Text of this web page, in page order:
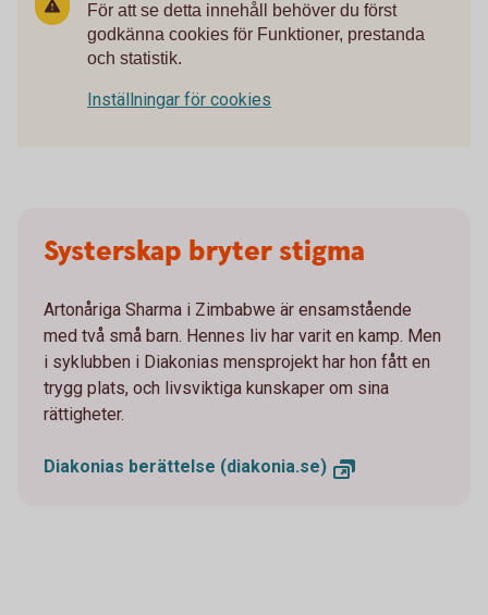
För att se detta innehåll behöver du först
godkänna cookies för Funktioner, prestanda
och statistik.
Inställningar för cookies
Systerskap bryter stigma
Artonåriga Sharma i Zimbabwe är ensamstående
med två små barn. Hennes liv har varit en kamp. Men
i syklubben i Diakonias mensprojekt har hon fått en
trygg plats, och livsviktiga kunskaper om sina
rättigheter.
Diakonias berättelse (diakonia.se)